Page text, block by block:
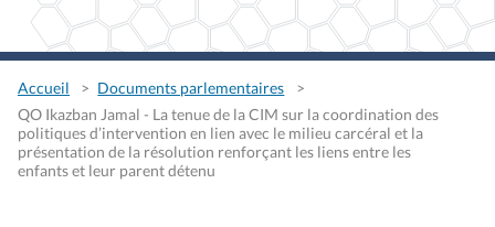
Accueil
Documents parlementaires
QO Ikazban Jamal - La tenue de la CIM sur la coordination des
politiques d’intervention en lien avec le milieu carcéral et la
présentation de la résolution renforçant les liens entre les
enfants et leur parent détenu